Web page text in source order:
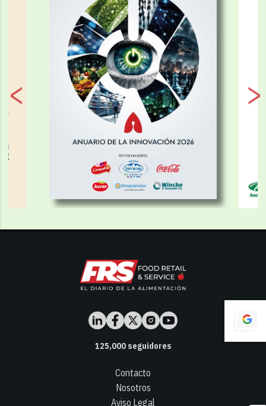
125,000seguidores
Contacto
Nosotros
Aviso Legal